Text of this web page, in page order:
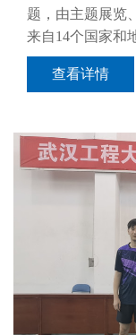
题，由主题展览
来自14个国家和
查看详情